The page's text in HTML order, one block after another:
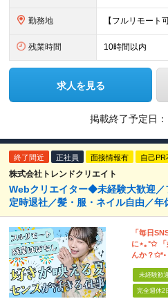
勤務地
残業時間 10時間以内
求人を見る
掲載終了予定日：
終了間近 正社員 面接情報有 自己PR
株式会社トレンドクリエイト
Webクリエイター◆未経験大歓迎
定時退社／髪・服・ネイル自由／年
「毎日
に⋆｡°✩
んか？✩*॰
未経験歓
完全週休2